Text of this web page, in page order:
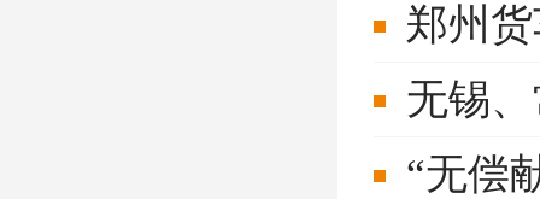
郑州
无锡
“无偿